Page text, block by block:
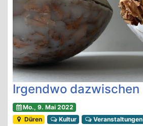
Irgendwo dazwischen
Mo., 9. Mai 2022
Düren
Kultur Veranstaltungen